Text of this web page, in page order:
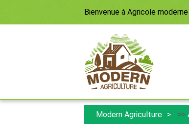
Bienvenue à Agricole moderne
Modern Agriculture >>